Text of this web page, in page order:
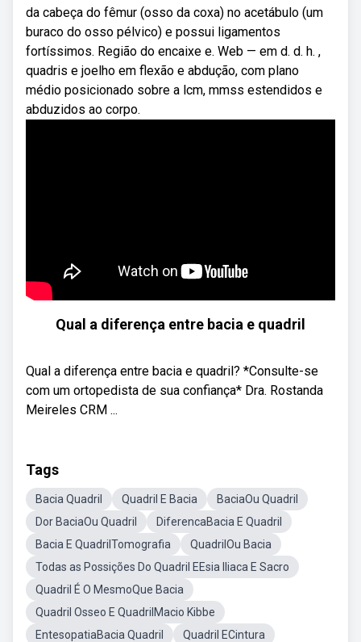
da cabeça do fêmur (osso da coxa) no acetábulo (um
buraco do osso pélvico) e possui ligamentos
fortíssimos. Região do encaixe e. Web — em d. d. h. ,
quadris e joelho em flexão e abdução, com plano
médio posicionado sobre a lcm, mmss estendidos e
abduzidos ao corpo.
Qual a diferença entre bacia e quadril
Qual a diferença entre bacia e quadril? *Consulte-se
com um ortopedista de sua confiança* Dra. Rostanda
Meireles CRM ...
Tags
Bacia Quadril Quadril E Bacia
BaciaOu Quadril
Dor BaciaOu Quadril
DiferencaBacia E Quadril
Bacia E QuadrilTomografia
QuadrilOu Bacia
Todas as Possições Do Quadril EEsia Iliaca E Sacro
Quadril É O MesmoQue Bacia
Quadril Osseo E QuadrilMacio Kibbe
EntesopatiaBacia Quadril
Quadril ECintura